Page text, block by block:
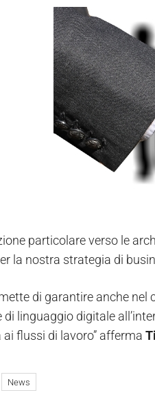
particolare verso le
la nostra strategia di
di garantire anche nel
di linguaggio digitale
flussi di lavoro” afferma
News